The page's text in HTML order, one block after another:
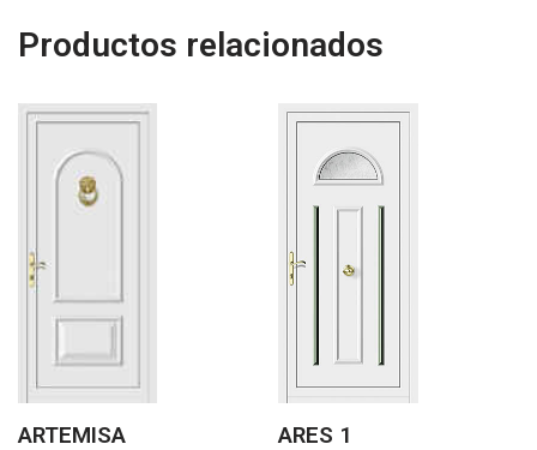
Productos relacionados
ARTEMISA ARES 1